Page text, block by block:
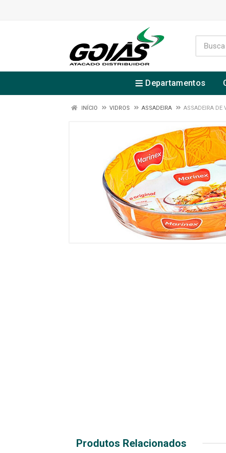
Departamentos
INÍCIO VIDROS ASSADEIRA ASSADEIRA DE
Produtos Relacionados